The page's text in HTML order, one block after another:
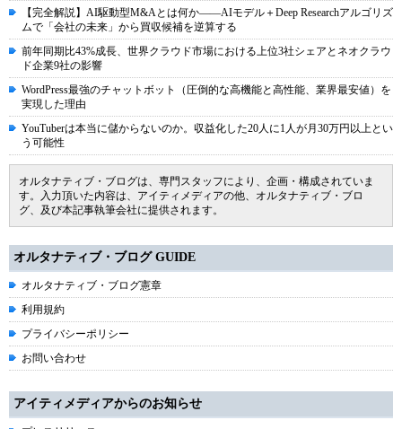
【完全解説】AI駆動型M&Aとは何か――AIモデル＋Deep Researchアルゴリズ
ムで「会社の未来」から買収候補を逆算する
前年同期比43%成長、世界クラウド市場における上位3社シェアとネオクラウ
ド企業9社の影響
WordPress最強のチャットボット（圧倒的な高機能と高性能、業界最安値）を
実現した理由
YouTuberは本当に儲からないのか。収益化した20人に1人が月30万円以上とい
う可能性
オルタナティブ・ブログは、専門スタッフにより、企画・構成されていま
す。入力頂いた内容は、アイティメディアの他、オルタナティブ・ブロ
グ、及び本記事執筆会社に提供されます。
オルタナティブ・ブログ GUIDE
オルタナティブ・ブログ憲章
利用規約
プライバシーポリシー
お問い合わせ
アイティメディアからのお知らせ